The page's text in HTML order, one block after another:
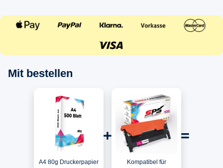
Mit bestellen
A4 80g Druckerpapier
Kompatibel für